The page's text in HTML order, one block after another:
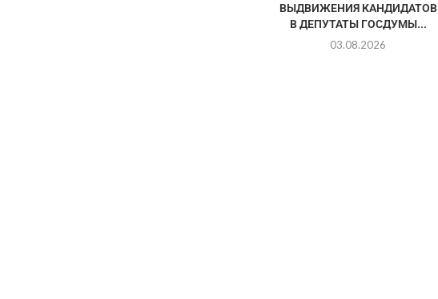
ВЫДВИЖЕНИЯ КАНДИДАТОВ
В ДЕПУТАТЫ ГОСДУМЫ...
03.08.2026